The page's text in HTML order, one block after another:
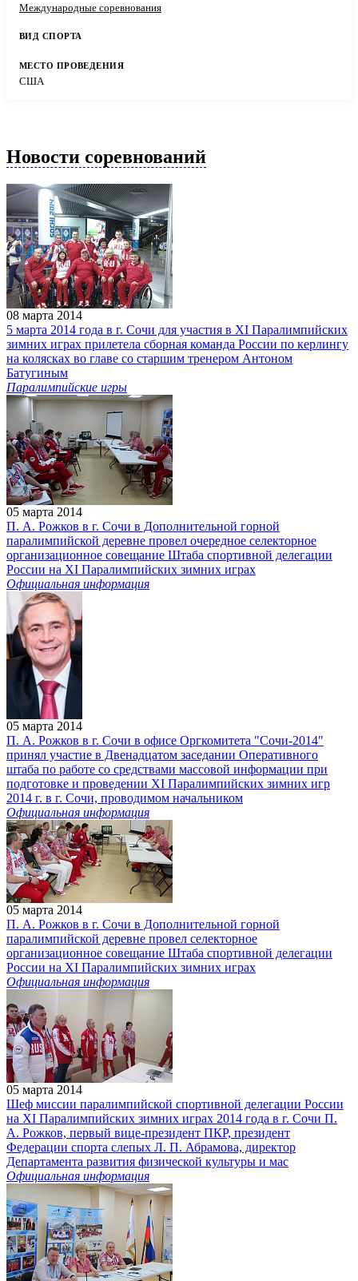
Международные соревнования
США
Новости соревнований
08 марта 2014
5 марта 2014 года в г. Сочи для участия в XI Паралимпийских
зимних играх прилетела сборная команда России по керлингу
на колясках во главе со старшим тренером Антоном
Батугиным
Паралимпийские игры
05 марта 2014
П. А. Рожков в г. Сочи в Дополнительной горной
паралимпийской деревне провел очередное селекторное
организационное совещание Штаба спортивной делегации
России на XI Паралимпийских зимних играх
Официальная информация
05 марта 2014
П. А. Рожков в г. Сочи в офисе Оргкомитета "Сочи-2014"
принял участие в Двенадцатом заседании Оперативного
штаба по работе со средствами массовой информации при
подготовке и проведении XI Паралимпийских зимних игр
2014 г. в г. Сочи, проводимом начальником
Официальная информация
05 марта 2014
П. А. Рожков в г. Сочи в Дополнительной горной
паралимпийской деревне провел селекторное
организационное совещание Штаба спортивной делегации
России на XI Паралимпийских зимних играх
Официальная информация
05 марта 2014
Шеф миссии паралимпийской спортивной делегации России
на XI Паралимпийских зимних играх 2014 года в г. Сочи П.
А. Рожков, первый вице-президент ПКР, президент
Федерации спорта слепых Л. П. Абрамова, директор
Департамента развития физической культуры и мас
Официальная информация